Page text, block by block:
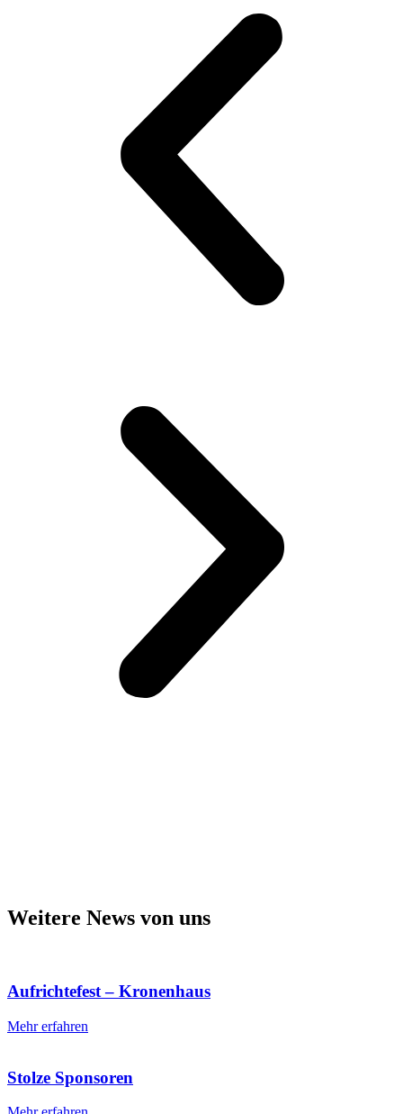
Weitere News von uns
Aufrichtefest – Kronenhaus
Mehr erfahren
Stolze Sponsoren